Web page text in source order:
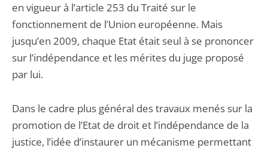
en vigueur à l’article 253 du Traité sur le
fonctionnement de l’Union européenne. Mais
jusqu’en 2009, chaque Etat était seul à se prononcer
sur l’indépendance et les mérites du juge proposé
par lui.
Dans le cadre plus général des travaux menés sur la
promotion de l’Etat de droit et l’indépendance de la
justice, l’idée d’instaurer un mécanisme permettant